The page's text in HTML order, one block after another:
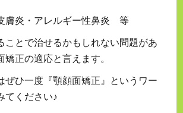
膚炎・アレルギー性鼻炎 等
ことで治せるかもしれない問題があ
矯正の適応と言えます。
ぜひ一度『顎顔面矯正』というワー
てください♪